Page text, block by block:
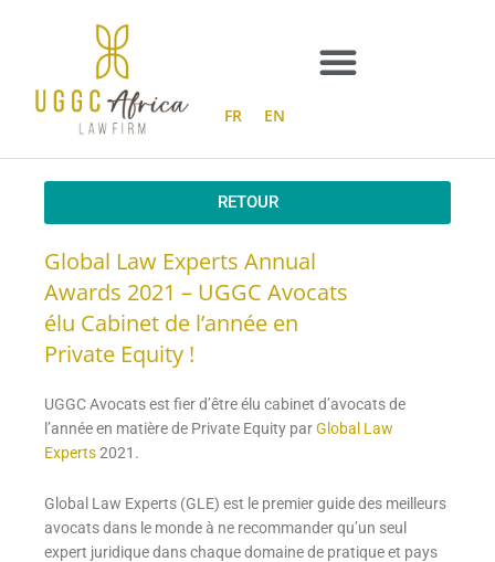
FR EN
RETOUR
Global Law Experts Annual
Awards 2021 – UGGC Avocats
élu Cabinet de l’année en
Private Equity !
UGGC Avocats est fier d’être élu cabinet d’avocats de
l’année en matière de Private Equity parGlobal Law
Experts2021.
Global Law Experts (GLE) est le premier guide des meilleurs
avocats dans le monde à ne recommander qu’un seul
expert juridique dans chaque domaine de pratique et pays